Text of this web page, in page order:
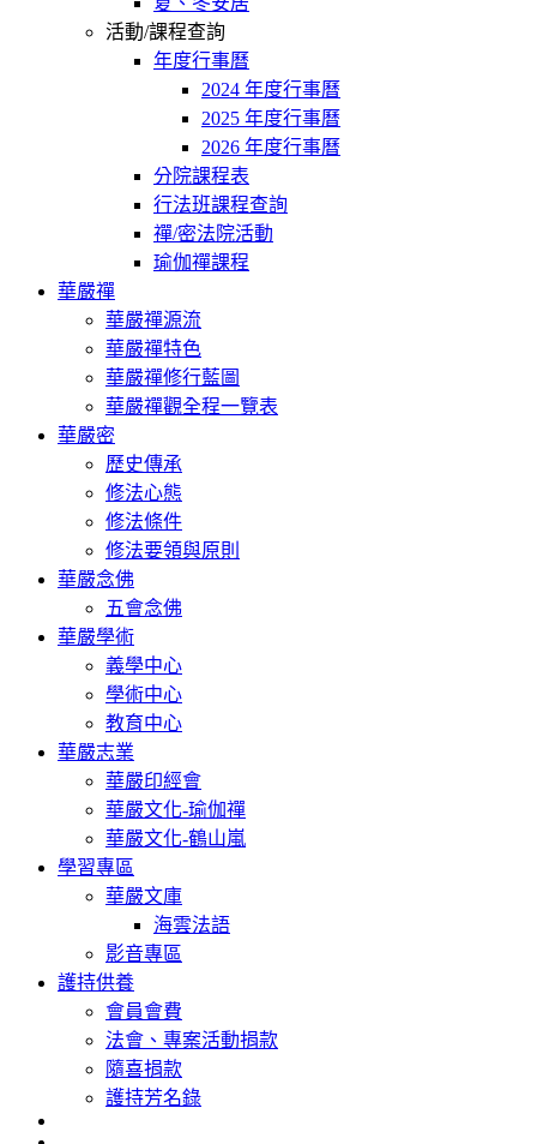
活動/課程查詢
年度行事曆
2024 年度行事曆
2025 年度行事曆
2026 年度行事曆
分院課程表
行法班課程查詢
禪/密法院活動
瑜伽禪課程
華嚴禪
華嚴禪源流
華嚴禪特色
華嚴禪修行藍圖
華嚴禪觀全程一覽表
華嚴密
歷史傳承
修法心態
修法條件
修法要領與原則
華嚴念佛
五會念佛
華嚴學術
義學中心
學術中心
教育中心
華嚴志業
華嚴印經會
華嚴文化-瑜伽禪
華嚴文化-鶴山嵐
學習專區
華嚴文庫
海雲法語
影音專區
護持供養
會員會費
法會、專案活動捐款
隨喜捐款
護持芳名錄